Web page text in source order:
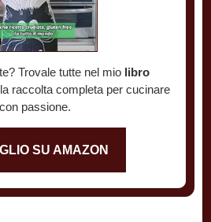
Trovale tutte nel mio libro
raccolta completa per cucinare
con passione.
SU AMAZON